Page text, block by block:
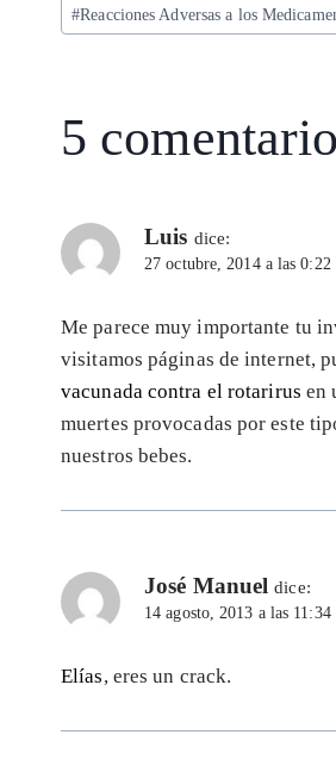
p
m o
n
la#Reacciones Adversas a los
5
Luis dice:
27 octubre, 2014 a las 0:22
Me parece muy importante tu
visitamos páginas de internet,
vacunada contra el rotarirus en
muertes provocadas por este
nuestros bebes.
José Manuel dice:
14 agosto, 2013 a las 11:34
Elías, eres un crack.